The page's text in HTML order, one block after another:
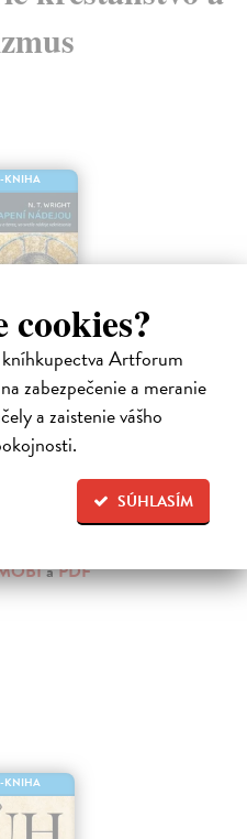
Artforum
zabezpečenie a meranie
a zaistenie vášho
SÚHLASÍM
KNIHA
naozaj znamená a zamenili
a hmlisté predstavy o
nášho života stráca nielen
aPDF
KNIHA